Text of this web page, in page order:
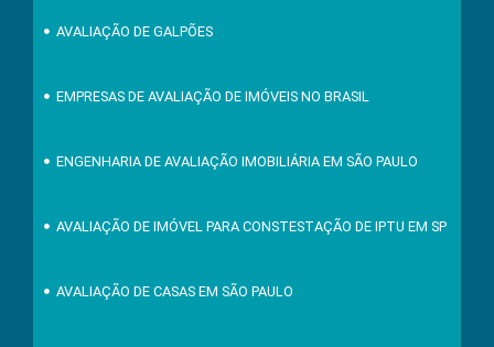
AVALIAÇÃO DE GALPÕES
EMPRESAS DE AVALIAÇÃO DE IMÓVEIS NO BRASIL
ENGENHARIA DE AVALIAÇÃO IMOBILIÁRIA EM SÃO PAULO
AVALIAÇÃO DE IMÓVEL PARA CONSTESTAÇÃO DE IPTU EM SP
AVALIAÇÃO DE CASAS EM SÃO PAULO